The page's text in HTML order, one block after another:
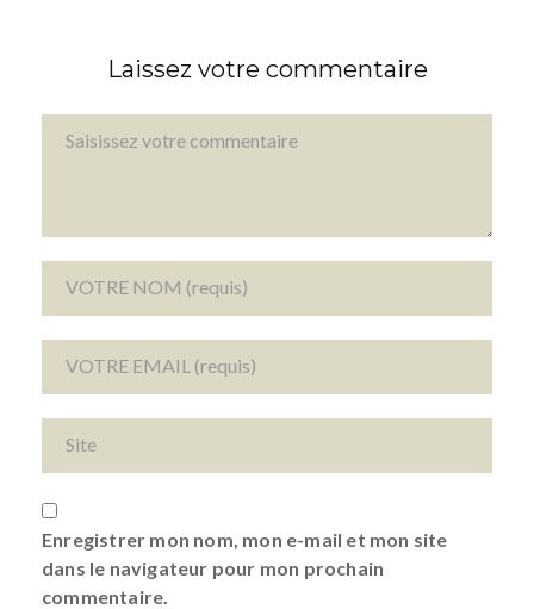
Laissez votre commentaire
Enregistrer mon nom, mon e-mail et mon site
dans le navigateur pour mon prochain
commentaire.